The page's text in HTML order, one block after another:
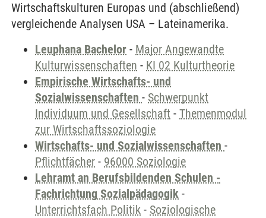
Wirtschaftskulturen Europas und (abschließend)
vergleichende Analysen USA – Lateinamerika.
Leuphana Bachelor - Major Angewandte
Kulturwissenschaften - KI 02 Kulturtheorie
Empirische Wirtschafts- und
Sozialwissenschaften - Schwerpunkt
Individuum und Gesellschaft - Themenmodul
zur Wirtschaftssoziologie
Wirtschafts- und Sozialwissenschaften -
Pflichtfächer - 96000 Soziologie
Lehramt an Berufsbildenden Schulen -
Fachrichtung Sozialpädagogik -
Unterrichtsfach Politik - Soziologische